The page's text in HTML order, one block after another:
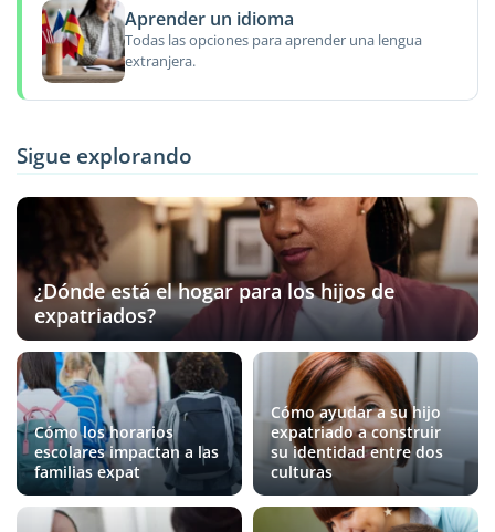
Aprender un idioma
Todas las opciones para aprender una lengua
extranjera.
Sigue explorando
¿Dónde está el hogar para los hijos de
expatriados?
Cómo los horarios
escolares impactan a las
familias expat
Cómo ayudar a su hijo
expatriado a construir
su identidad entre dos
culturas